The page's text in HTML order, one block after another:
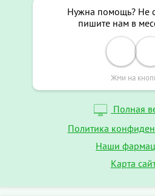
Нужна помощь? Не
пишите нам в
Жми на
Полная
Политика
Наши
Карта